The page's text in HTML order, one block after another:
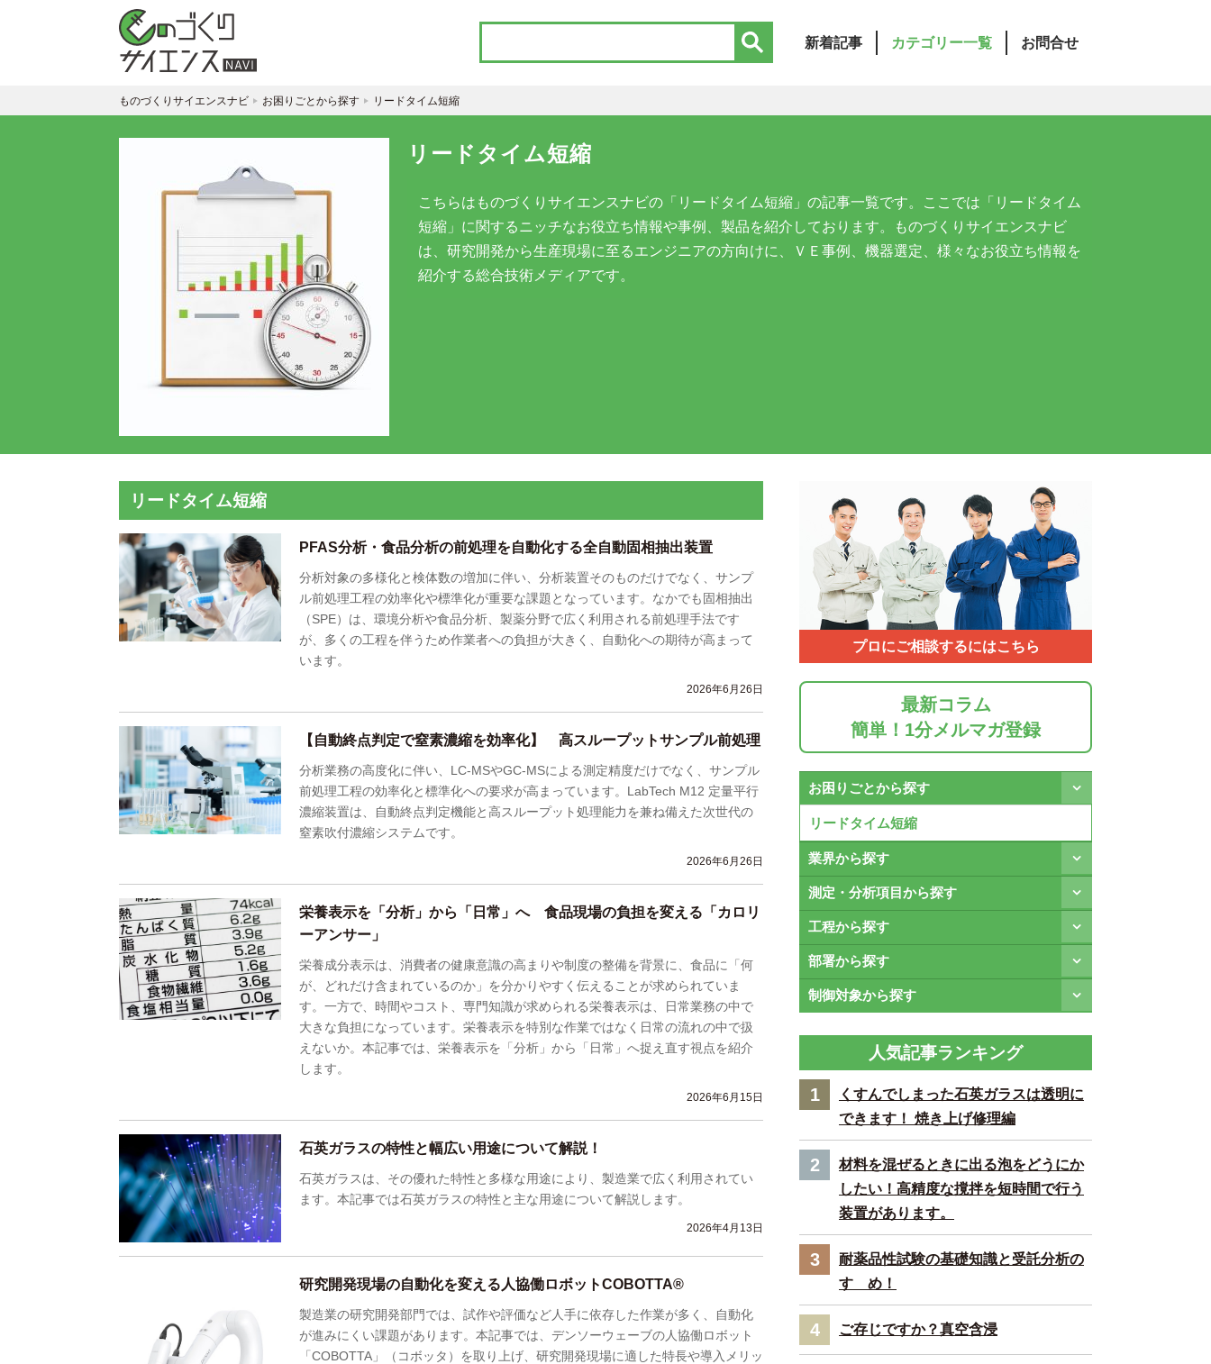
新着記事 カテゴリー一覧 お問合せ
ものづくりサイエンスナビ お困りごとから探す リードタイム短縮
リードタイム短縮
こちらはものづくりサイエンスナビの「リードタイム短縮」の記事一覧です。ここでは「リードタイム
短縮」に関するニッチなお役立ち情報や事例、製品を紹介しております。ものづくりサイエンスナビ
は、研究開発から生産現場に至るエンジニアの方向けに、ＶＥ事例、機器選定、様々なお役立ち情報を
紹介する総合技術メディアです。
リードタイム短縮
PFAS分析・食品分析の前処理を自動化する全自動固相抽出装置
分析対象の多様化と検体数の増加に伴い、分析装置そのものだけでなく、サンプ
ル前処理工程の効率化や標準化が重要な課題となっています。なかでも固相抽出
（SPE）は、環境分析や食品分析、製薬分野で広く利用される前処理手法です
が、多くの工程を伴うため作業者への負担が大きく、自動化への期待が高まって
います。
2026年6月26日
【自動終点判定で窒素濃縮を効率化】 高スループットサンプル前処理
分析業務の高度化に伴い、LC-MSやGC-MSによる測定精度だけでなく、サンプル
前処理工程の効率化と標準化への要求が高まっています。LabTech M12 定量平行
濃縮装置は、自動終点判定機能と高スループット処理能力を兼ね備えた次世代の
窒素吹付濃縮システムです。
2026年6月26日
栄養表示を「分析」から「日常」へ 食品現場の負担を変える「カロリ
ーアンサー」
栄養成分表示は、消費者の健康意識の高まりや制度の整備を背景に、食品に「何
が、どれだけ含まれているのか」を分かりやすく伝えることが求められていま
す。一方で、時間やコスト、専門知識が求められる栄養表示は、日常業務の中で
大きな負担になっています。栄養表示を特別な作業ではなく日常の流れの中で扱
えないか。本記事では、栄養表示を「分析」から「日常」へ捉え直す視点を紹介
します。
2026年6月15日
石英ガラスの特性と幅広い用途について解説！
石英ガラスは、その優れた特性と多様な用途により、製造業で広く利用されてい
ます。本記事では石英ガラスの特性と主な用途について解説します。
2026年4月13日
研究開発現場の自動化を変える人協働ロボットCOBOTTA®
製造業の研究開発部門では、試作や評価など人手に依存した作業が多く、自動化
が進みにくい課題があります。本記事では、デンソーウェーブの人協働ロボット
「COBOTTA」（コボッタ）を取り上げ、研究開発現場に適した特長や導入メリッ
プロにご相談するにはこちら
最新コラム
簡単！1分メルマガ登録
お困りごとから探す
リードタイム短縮
業界から探す
測定・分析項目から探す
工程から探す
部署から探す
制御対象から探す
人気記事ランキング
1
くすんでしまった石英ガラスは透明に
できます！ 焼き上げ修理編
2
材料を混ぜるときに出る泡をどうにか
したい！高精度な撹拌を短時間で行う
装置があります。
3
耐薬品性試験の基礎知識と受託分析の
すゝめ！
4 ご存じですか？真空含浸